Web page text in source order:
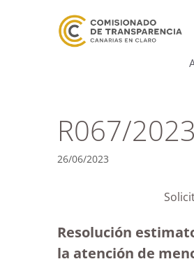
R067/2023
26/06/2023
Resolución
la atención de